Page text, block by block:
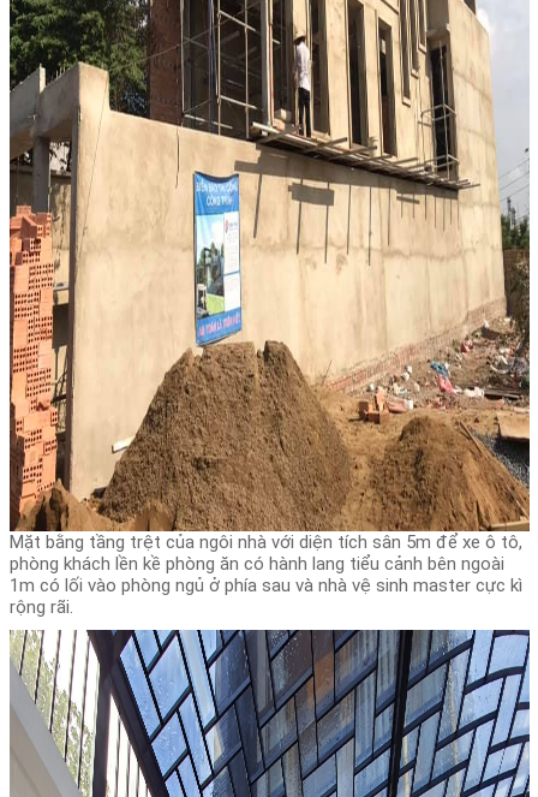
Mặt bằng tầng trệt của ngôi nhà với diện tích sân 5m để xe ô tô,
phòng khách lền kề phòng ăn có hành lang tiểu cảnh bên ngoài
1m có lối vào phòng ngủ ở phía sau và nhà vệ sinh master cực kì
rộng rãi.